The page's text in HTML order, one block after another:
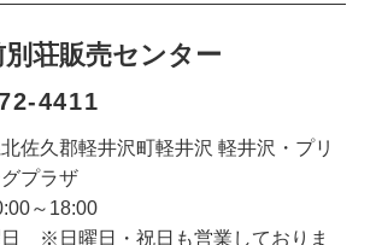
荘販売センター
4411
北佐久郡軽井沢町軽井沢 軽井沢・プリ
プラザ
～18:00
日 ※日曜日・祝日も営業しておりま